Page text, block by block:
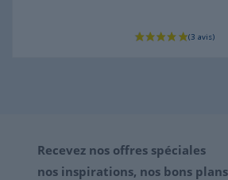
Recevez nos offres spéciales
nos inspirations, nos bons